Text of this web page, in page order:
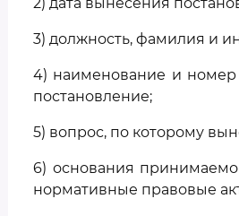
3) должность, фамилия и
4) наименование и номер
постановление;
5) вопрос, по которому
6) основания
нормативные правовые